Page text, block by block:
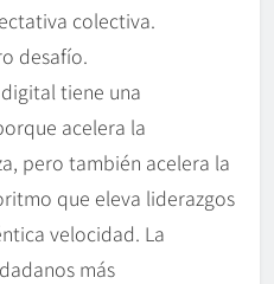
colectiva.
desafío.
tiene una
acelera la
pero también acelera la
que eleva liderazgos
velocidad. La
más